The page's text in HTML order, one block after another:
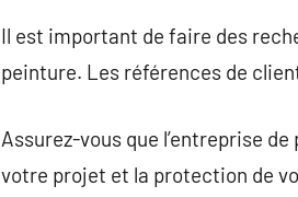
Il est important de faire des
peinture. Les références de
Assurez-vous que l’entreprise
votre projet et la protection de